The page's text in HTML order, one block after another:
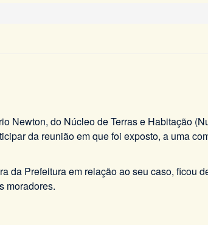
Newton, do Núcleo de Terras e Habitação
da reunião em que foi exposto, a uma
da Prefeitura em relação ao seu caso, ficou
moradores.